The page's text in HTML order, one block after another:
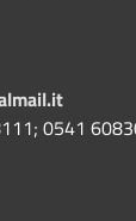
0541